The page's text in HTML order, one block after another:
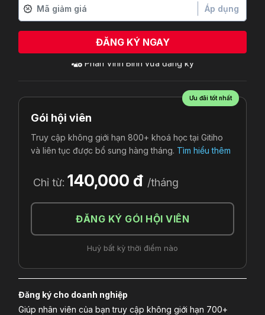
Áp dụng
ĐĂNG KÝ NGAY
Ưu đãi tốt nhất
Gói hội viên
Truy cập không giới hạn 800+ khoá học tại Gitiho
và liên tục được bổ sung hàng tháng. Tìm hiểu thêm
Chỉ từ: 140,000 đ /tháng
ĐĂNG KÝ GÓI HỘI VIÊN
Huỷ bất kỳ thời điểm nào
Đăng ký cho doanh nghiệp
Giúp nhân viên của bạn truy cập không giới hạn 700+